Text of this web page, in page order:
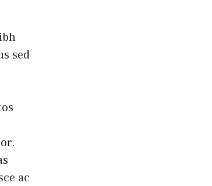
sed
ac